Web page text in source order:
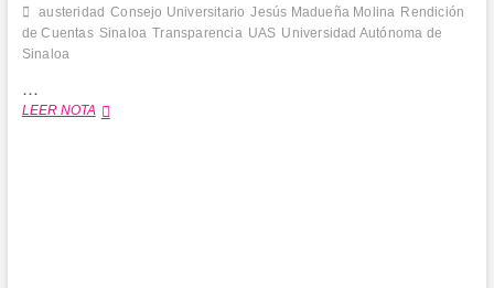
austeridad Consejo Universitario Jesús Madueña Molina Rendición
de Cuentas Sinaloa Transparencia UAS Universidad Autónoma de
Sinaloa
…
LEER NOTAUAS